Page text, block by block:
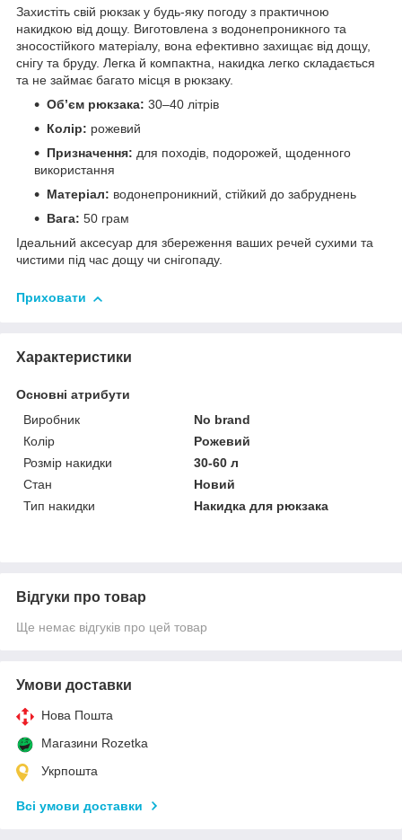
Захистіть свій рюкзак у будь-яку погоду з практичною
накидкою від дощу. Виготовлена з водонепроникного та
зносостійкого матеріалу, вона ефективно захищає від дощу,
снігу та бруду. Легка й компактна, накидка легко складається
та не займає багато місця в рюкзаку.
Об’єм рюкзака: 30–40 літрів
Колір: рожевий
Призначення: для походів, подорожей, щоденного
використання
Матеріал: водонепроникний, стійкий до забруднень
Вага: 50 грам
Ідеальний аксесуар для збереження ваших речей сухими та
чистими під час дощу чи снігопаду.
Приховати
Характеристики
Основні атрибути
Виробник
No brand
Колір
Рожевий
Розмір накидки
30-60 л
Стан
Новий
Тип накидки
Накидка для рюкзака
Відгуки про товар
Ще немає відгуків про цей товар
Умови доставки
Нова Пошта
Магазини Rozetka
Укрпошта
Всі умови доставки